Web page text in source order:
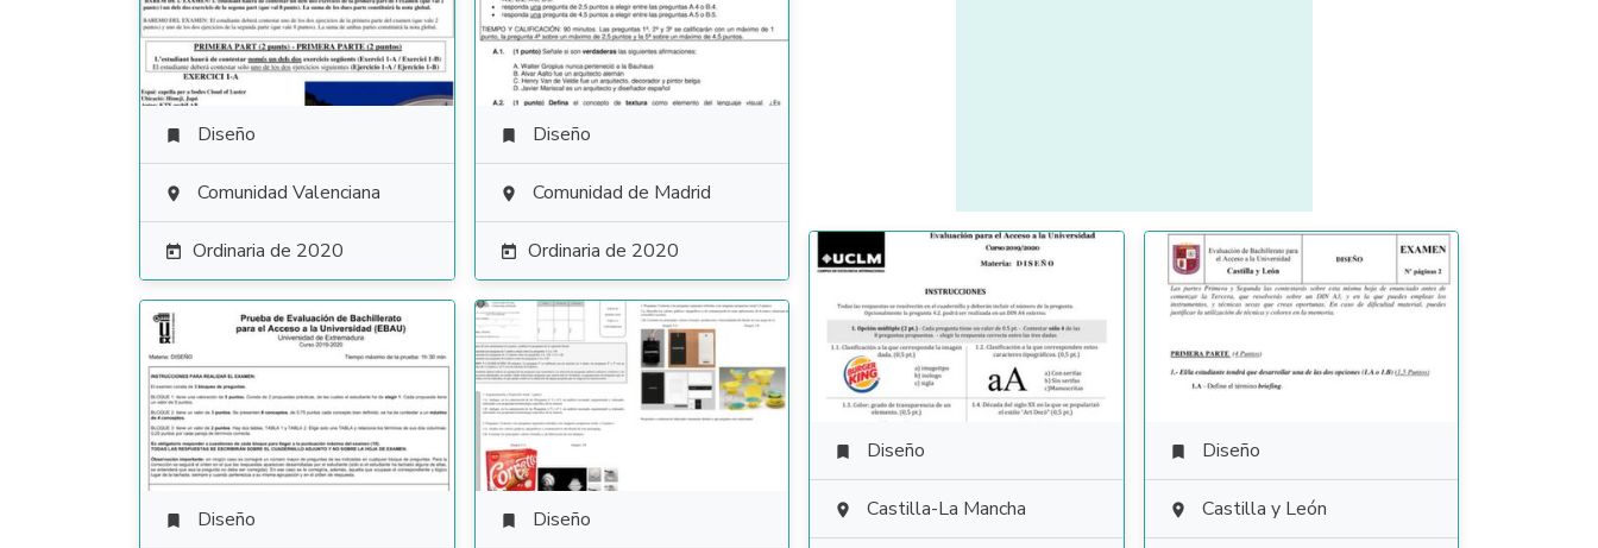
 Diseño
 Comunidad Valenciana
 Ordinaria de 2020
 Diseño
 Comunidad de Madrid
 Ordinaria de 2020
 Diseño
 Castilla-La Mancha
 Diseño
 Castilla y León
 Diseño  Diseño